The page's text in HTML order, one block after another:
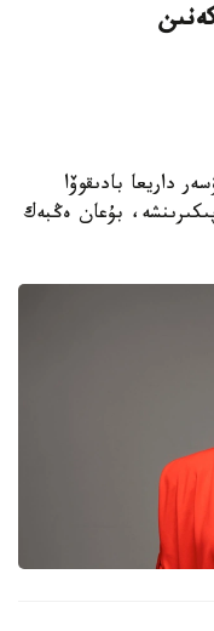
داريعا بادىقوۆا
بۇعان ەڭبەك